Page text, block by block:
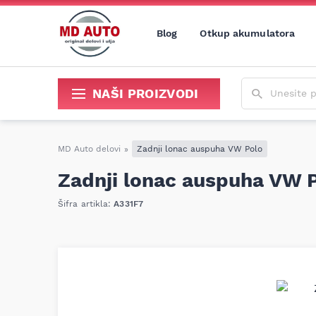
Blog Otkup akumulatora
NAŠI PROIZVODI
MD Auto delovi » Zadnji lonac auspuha VW Polo
Zadnji lonac auspuha VW
Šifra artikla:A331F7